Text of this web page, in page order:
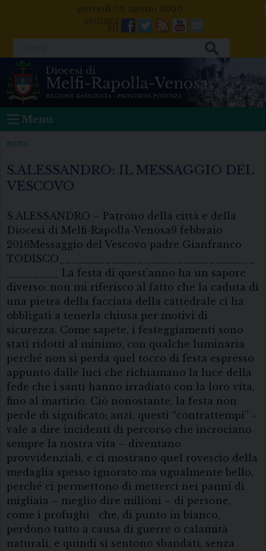
giovedì 06 agosto 2026
Facebook
Twitter
FeedsYoutube
Mail
Menu
NEWS
S.ALESSANDRO: IL MESSAGGIO DEL
VESCOVO
S.ALESSANDRO – Patrono della città e della
Diocesi di Melfi-Rapolla-Venosa9 febbraio
2016Messaggio del Vescovo padre Gianfranco
TODISCO______________________________
________ La festa di quest’anno ha un sapore
diverso: non mi riferisco al fatto che la caduta di
una pietra della facciata della cattedrale ci ha
obbligati a tenerla chiusa per motivi di
sicurezza. Come sapete, i festeggiamenti sono
stati ridotti al minimo, con qualche luminaria
perché non si perda quel tocco di festa espresso
appunto dalle luci che richiamano la luce della
fede che i santi hanno irradiato con la loro vita,
fino al martirio. Ciò nonostante, la festa non
perde di significato; anzi, questi “contrattempi” –
vale a dire incidenti di percorso che incrociano
sempre la nostra vita – diventano
provvidenziali, e ci mostrano quel rovescio della
medaglia spesso ignorato ma ugualmente bello,
perché ci permettono di metterci nei panni di
migliaia – meglio dire milioni – di persone,
come i profughi che, di punto in bianco,
perdono tutto a causa di guerre o calamità
naturali, e quindi si sentono sbandati, senza